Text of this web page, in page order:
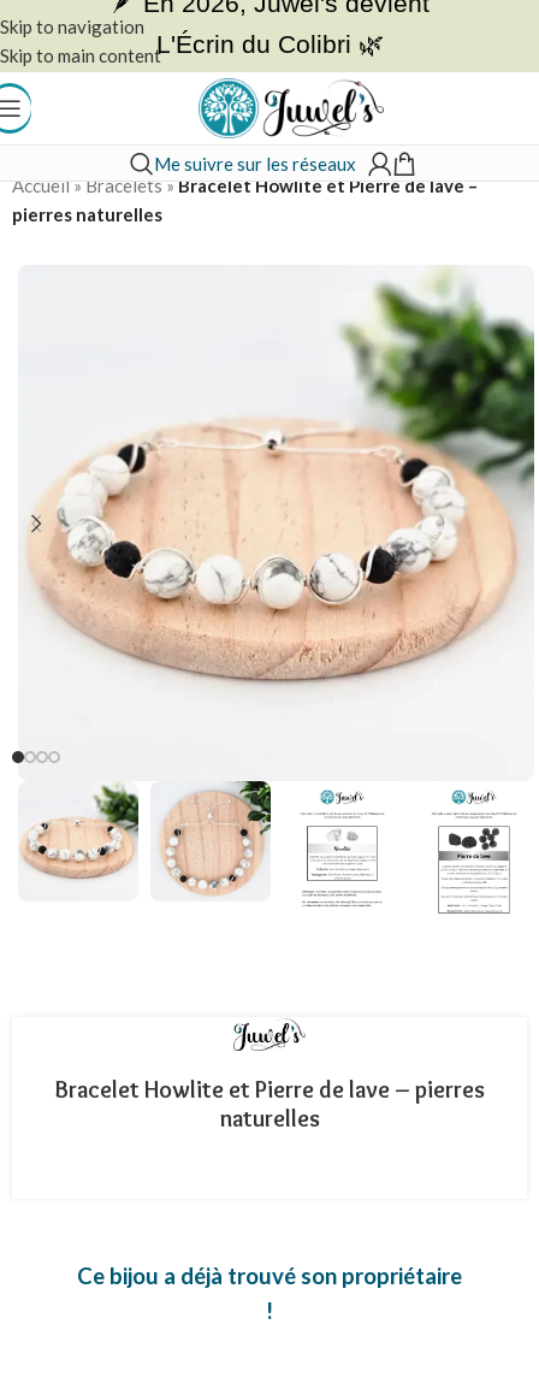
Skip to navigation
Skip to main contentL'Écrin du Colibri 🌿
Me suivre sur les réseaux
Accueil»Bracelets»Bracelet Howlite et Pierre de lave –
pierres naturelles
Bracelet Howlite et Pierre de lave – pierres
naturelles
Ce bijou a déjà trouvé son propriétaire
!